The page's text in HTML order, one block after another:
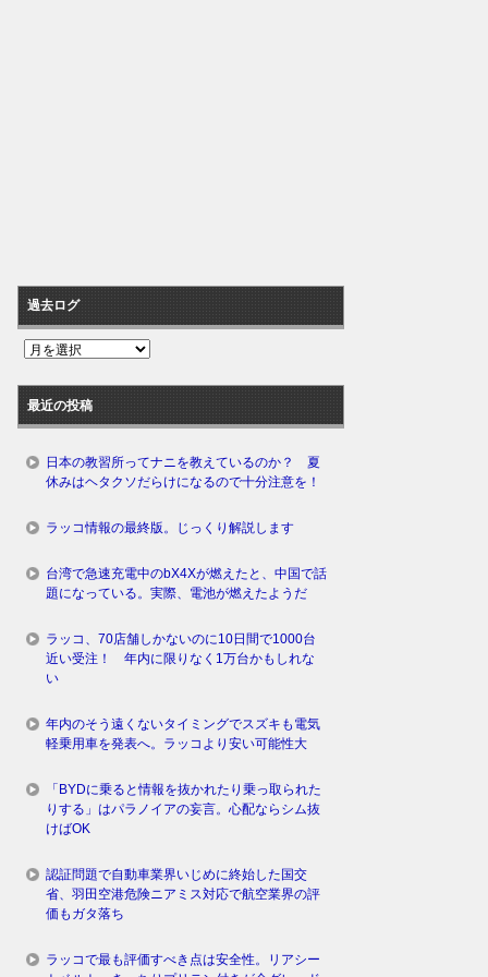
過去ログ
過
ロ
グ
最近の投稿
日本の教習所ってナニを教えているのか？ 夏
休みはヘタクソだらけになるので十分注意を！
ラッコ情報の最終版。じっくり解説します
台湾で急速充電中のbX4Xが燃えたと、中国で話
題になっている。実際、電池が燃えたようだ
ラッコ、70店舗しかないのに10日間で1000台
近い受注！ 年内に限りなく1万台かもしれな
い
年内のそう遠くないタイミングでスズキも電気
軽乗用車を発表へ。ラッコより安い可能性大
「BYDに乗ると情報を抜かれたり乗っ取られた
りする」はパラノイアの妄言。心配ならシム抜
けばOK
認証問題で自動車業界いじめに終始した国交
省、羽田空港危険ニアミス対応で航空業界の評
価もガタ落ち
ラッコで最も評価すべき点は安全性。リアシー